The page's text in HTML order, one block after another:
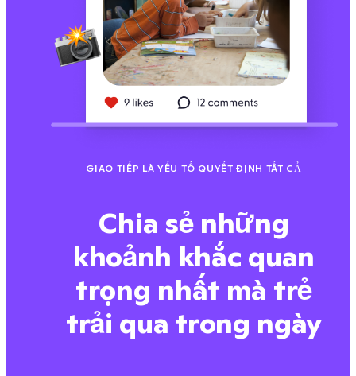
GIAO TIẾP LÀ YẾU TỐ QUYẾT ĐỊNH TẤT CẢ
Chia sẻ những
khoảnh khắc quan
trọng nhất mà trẻ
trải qua trong ngày